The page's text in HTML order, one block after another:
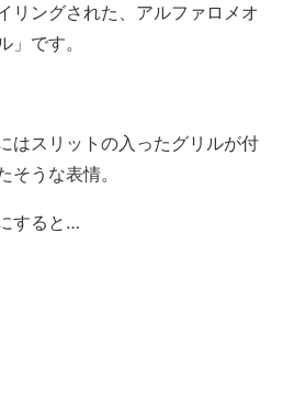
リングされた、アルファロメオ
です。
はスリットの入ったグリルが付
そうな表情。
すると…